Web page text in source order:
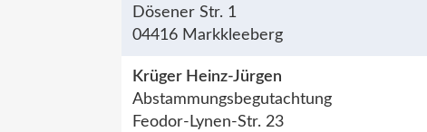
Dösener Str. 1
04416 Markkleeberg
Krüger Heinz-Jürgen
Abstammungsbegutachtung
Feodor-Lynen-Str. 23